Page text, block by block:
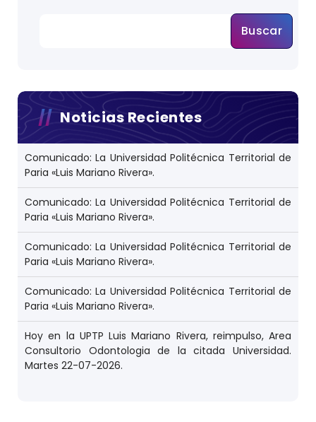
Buscar
Noticias Recientes
Comunicado: La Universidad Politécnica Territorial de
Paria «Luis Mariano Rivera».
Comunicado: La Universidad Politécnica Territorial de
Paria «Luis Mariano Rivera».
Comunicado: La Universidad Politécnica Territorial de
Paria «Luis Mariano Rivera».
Comunicado: La Universidad Politécnica Territorial de
Paria «Luis Mariano Rivera».
Hoy en la UPTP Luis Mariano Rivera, reimpulso, Area
Consultorio Odontologia de la citada Universidad.
Martes 22-07-2026.